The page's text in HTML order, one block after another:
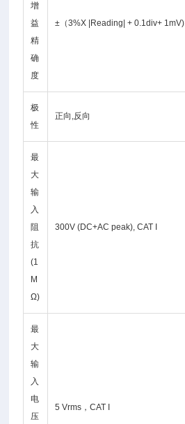
增
益
精
确
度
±（3%X |Reading| + 0.1div+ 1mV)
极
性
正向,反向
最
大
输
入
阻
抗
(1
M
Ω)
300V (DC+AC peak), CAT I
最
大
输
入
电
压
5 Vrms，CAT I